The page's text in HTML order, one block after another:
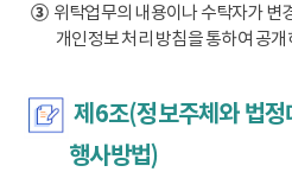
③위탁업무의 내용이나 수탁자가 변
개인정보 처리 방침을 통하여 공
제6조(정보주체와 법
행사방법)